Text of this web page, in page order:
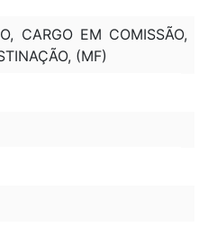
CARGO EM COMISSÃO,
(MF)